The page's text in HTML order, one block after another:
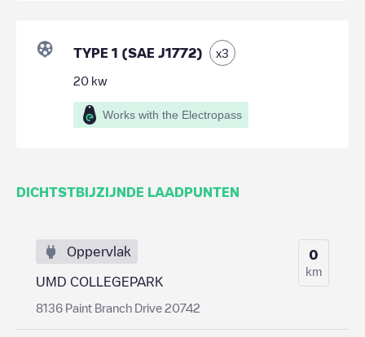
TYPE 1 (SAE J1772) x3
20 kw
Works with the Electropass
DICHTSTBIJZIJNDE LAADPUNTEN
Oppervlak
UMD COLLEGEPARK
8136 Paint Branch Drive 20742
0
km